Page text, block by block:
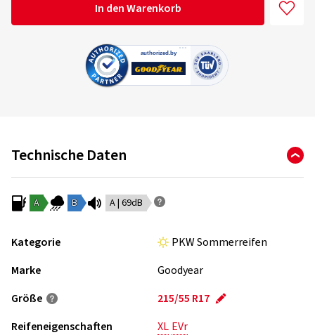
In den Warenkorb
Technische Daten
A B A | 69dB
Kategorie
PKW Sommerreifen
Marke
Goodyear
Größe
215/55 R17
Reifeneigenschaften
XL EVr